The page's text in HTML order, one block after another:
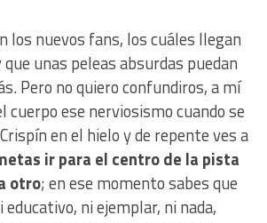
los nuevos fans, los cuáles llegan
unas peleas absurdas puedan
Pero no quiero confundiros, a mí
cuerpo ese nerviosismo cuando se
en el hielo y de repente ves a
ir para el centro de la pista
otro; en ese momento sabes que
ni ejemplar, ni nada,